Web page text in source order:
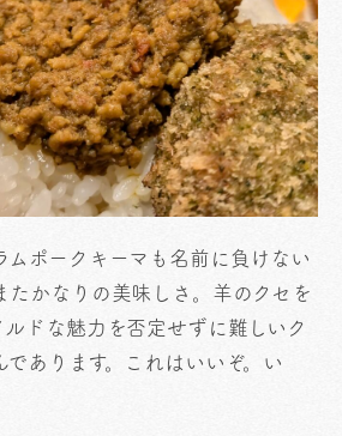
ムポークキーマも名前に負けない
たかなりの美味しさ。羊のクセを
ルドな魅力を否定せずに難しいク
あります。これはいいぞ。い